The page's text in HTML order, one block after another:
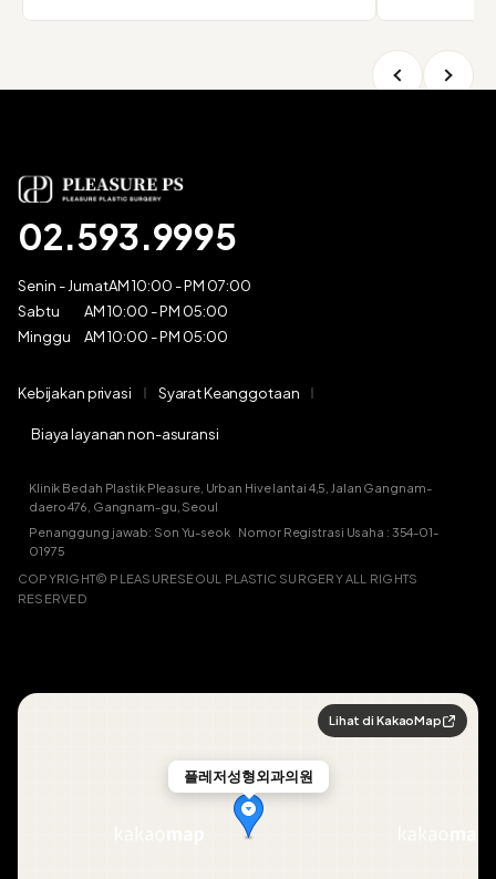
02.593.9995
Senin - JumatAM 10:00 - PM 07:00
Sabtu
AM 10:00 - PM 05:00
Minggu
AM 10:00 - PM 05:00
Kebijakan privasi Syarat Keanggotaan
Biaya layanan non-asuransi
Klinik Bedah Plastik Pleasure, Urban Hive lantai 4,5, Jalan Gangnam-
daero 476, Gangnam-gu, Seoul
Penanggung jawab: Son Yu-seok Nomor Registrasi Usaha : 354-01-
01975
COPYRIGHT© PLEASURESEOUL PLASTIC SURGERY ALL RIGHTS
RESERVED
플레저성형외과의원
Lihat di KakaoMap